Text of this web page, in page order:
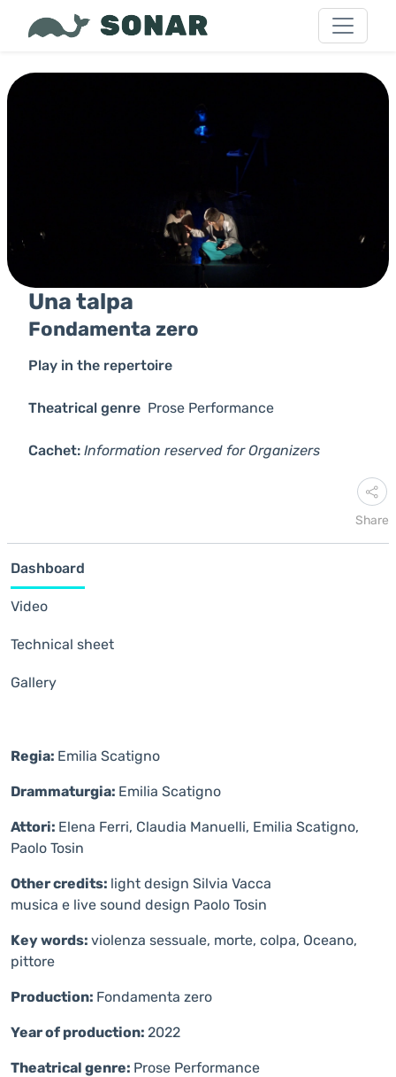
Una talpa
Fondamenta zero
Play in the repertoire
Theatrical genre Prose Performance
Cachet: Information reserved for Organizers
Share
Dashboard
Video
Technical sheet
Gallery
Regia: Emilia Scatigno
Drammaturgia: Emilia Scatigno
Attori: Elena Ferri, Claudia Manuelli, Emilia Scatigno,
Paolo Tosin
Other credits: light design Silvia Vacca
musica e live sound design Paolo Tosin
Key words: violenza sessuale, morte, colpa, Oceano,
pittore
Production: Fondamenta zero
Year of production: 2022
Theatrical genre: Prose Performance